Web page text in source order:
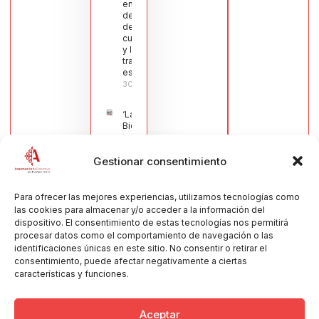
Gestionar consentimiento
Para ofrecer las mejores experiencias, utilizamos tecnologías como
las cookies para almacenar y/o acceder a la información del
dispositivo. El consentimiento de estas tecnologías nos permitirá
procesar datos como el comportamiento de navegación o las
identificaciones únicas en este sitio. No consentir o retirar el
consentimiento, puede afectar negativamente a ciertas
características y funciones.
Aceptar
en defensa
del sector
de la
cuchillería
y la navaja
tradicional
española
30/07/2026
‘La
Bienvenida’,
estampa de
de la Virgen
Muñoz
Muñoz,
anuncia las
Fiestas
Patronales
2026
30/07/2026